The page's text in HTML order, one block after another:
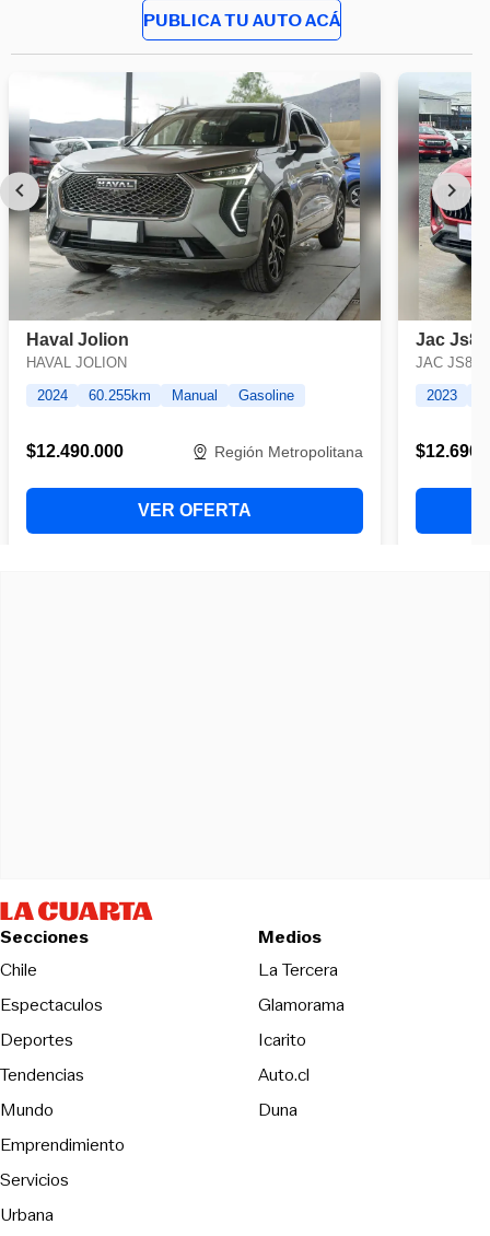
PUBLICA TU AUTO ACÁ
Secciones
Chile
Espectaculos
Deportes
Tendencias
Mundo
Emprendimiento
Servicios
Urbana
Medios
La TerceraOpens in new
Glamorama
Icarito
Auto.cl
DunaOpens in new window